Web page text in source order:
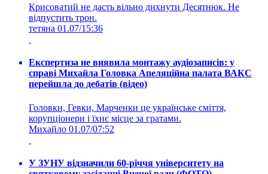
Крисоватий не дасть вільно дихнути Десятнюк. Не
відпустить трон.
тетяна 01.07/15:36
Експертиза не виявила монтажу аудіозаписів: у
справі Михайла Головка Апеляційна палата ВАКС
перейшла до дебатів (відео)
Головки, Гевки, Марченки це українське сміття,
корупціонери і їхнє місце за гратами.
Михайло 01.07/07:52
У ЗУНУ відзначили 60-річчя університету на